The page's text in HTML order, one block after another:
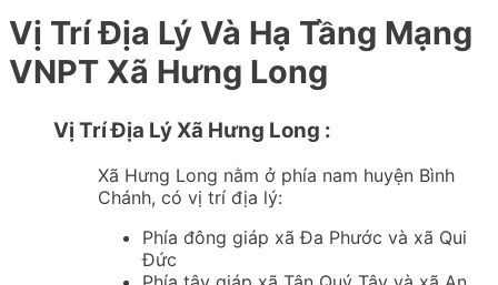
Vị Trí Địa Lý Và Hạ Tầng Mạng
VNPT Xã Hưng Long
Vị Trí Địa Lý Xã Hưng Long :
Xã Hưng Long nằm ở phía nam huyện Bình
Chánh, có vị trí địa lý:
Phía đông giáp xã Đa Phước và xã Qui
Đức